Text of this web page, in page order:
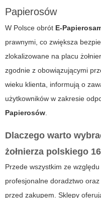
Papierosów
W Polsce obrót E-
prawnymi, co zwiększa
zlokalizowane na placu
zgodnie z obowiązującymi
wieku klienta, informują o
użytkowników w zakresie
Papierosów.
Dlaczego warto
żołnierza polskiego
Przede wszystkim ze
profesjonalne doradztwo
przed zakupem. Sklepy